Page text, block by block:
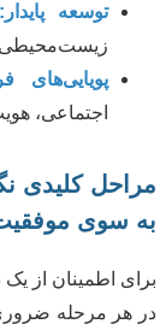
توسعه پایدار:
پویایی‌های
اجتماعی،
مراحل کلیدی
به سوی
برای اطمینان از
در هر مرحله